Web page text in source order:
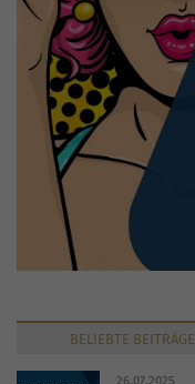
BELIEBTE BEITRÄGE
26.07.2025